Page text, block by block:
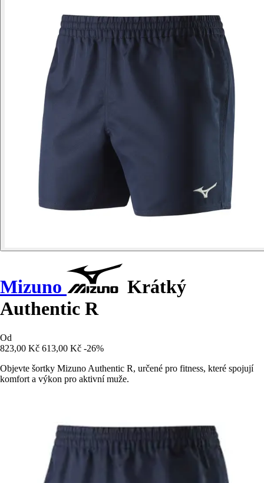
Mizuno
Krátký
Authentic R
Od
823,00 Kč 613,00 Kč -26%
Objevte šortky Mizuno Authentic R, určené pro fitness, které spojují
komfort a výkon pro aktivní muže.